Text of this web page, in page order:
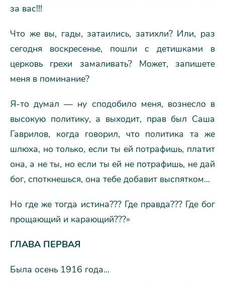
за вас!!!
Что же вы, гады, затаились, затихли? Или, раз
сегодня воскресенье, пошли с детишками в
церковь грехи замаливать? Может, запишете
меня в поминание?
Я-то думал — ну сподобило меня, вознесло в
высокую политику, а выходит, прав был Саша
Гаврилов, когда говорил, что политика та же
шлюха, но только, если ты ей потрафишь, платит
она, а не ты, но если ты ей не потрафишь, не дай
бог, споткнешься, она тебе добавит выспятком...
Но где же тогда истина??? Где правда??? Где бог
прощающий и карающий???»
ГЛАВА ПЕРВАЯ
Была осень 1916 года...